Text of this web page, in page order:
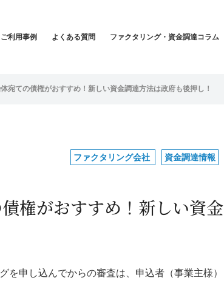
ご利用事例 よくある質問 ファクタリング・資金調達コラム
宛ての債権がおすすめ！新しい資金調達方法は政府も後押し！
ファクタリング会社 資金調達情報
権がおすすめ！新しい資金
申し込んでからの審査は、申込者（事業主様）